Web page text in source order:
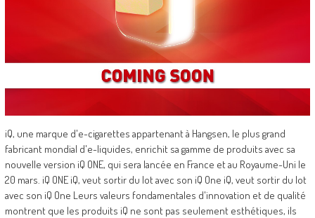
iQ, une marque d'e-cigarettes appartenant à Hangsen, le plus grand
fabricant mondial d'e-liquides, enrichit sa gamme de produits avec sa
nouvelle version iQ ONE, qui sera lancée en France et au Royaume-Uni le
20 mars. iQ ONE iQ, veut sortir du lot avec son iQ One iQ, veut sortir du lot
avec son iQ One Leurs valeurs fondamentales d'innovation et de qualité
montrent que les produits iQ ne sont pas seulement esthétiques, ils